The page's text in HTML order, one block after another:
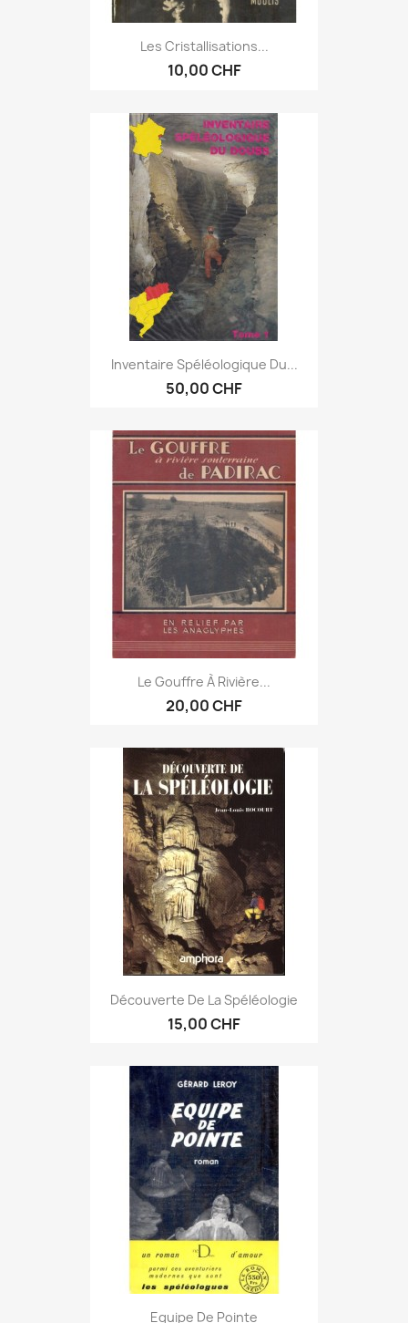
Les Cristallisations...
10,00 CHF
Inventaire Spéléologique Du...
50,00 CHF
Le Gouffre À Rivière...
20,00 CHF
Découverte De La Spéléologie
15,00 CHF
Equipe De Pointe